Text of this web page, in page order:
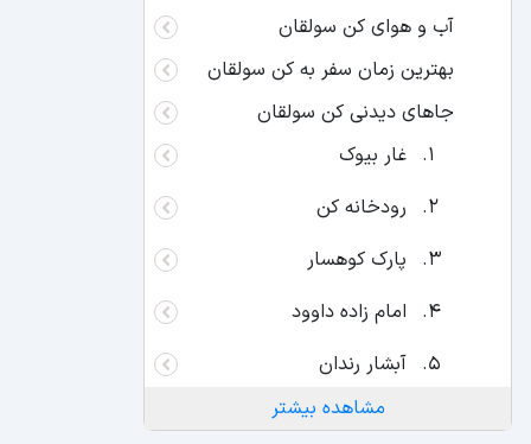
آب و هوای کن سولقان
بهترین زمان سفر به کن سولقان
جاهای دیدنی کن سولقان
غار بیوک
رودخانه کن
پارک کوهسار
امام زاده داوود
آبشار رندان
دره کشار
مشاهده بیشتر